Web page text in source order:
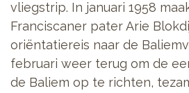
vliegstrip. In januari 1958
Franciscaner pater Arie
oriëntatiereis naar de
februari weer terug om de
de Baliem op te richten,